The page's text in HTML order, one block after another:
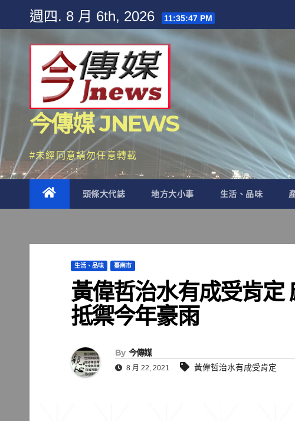
content
週四. 8 月 6th, 2026 11:35:47 PM
今傳媒 JNEWS
#未經同意請勿任意轉載
頭條大代誌 地方大小事 生活、品味
生活、品味 臺南市
黃偉哲治水有成受肯定
抵禦今年豪雨
By 今傳媒
8 月 22, 2021 黃偉哲治水有成受肯定